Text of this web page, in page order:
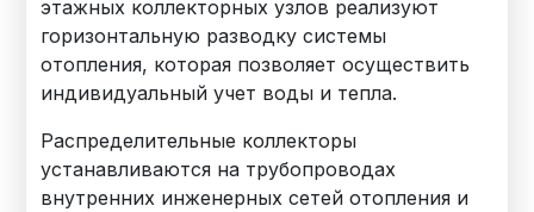
этажных коллекторных узлов реализуют
горизонтальную разводку системы
отопления, которая позволяет осуществить
индивидуальный учет воды и тепла.
Распределительные коллекторы
устанавливаются на трубопроводах
внутренних инженерных сетей отопления и